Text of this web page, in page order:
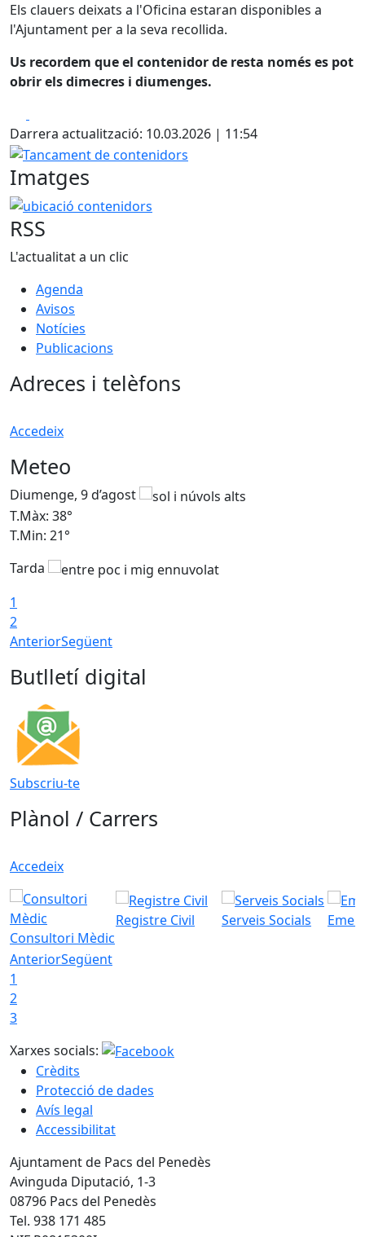
Els clauers deixats a l'Oficina estaran disponibles a
l'Ajuntament per a la seva recollida.
Us recordem que el contenidor de resta només es pot
obrir els dimecres i diumenges.
Darrera actualització: 10.03.2026 | 11:54
Tancament de contenidors
Imatges
ubicació contenidors
RSS
L'actualitat a un clic
Agenda
Avisos
Notícies
Publicacions
Adreces i telèfons
Accedeix
Meteo
Diumenge, 9 d’agost
T.Màx: 38°
T.Min: 21°
Tarda
1
2
AnteriorSegüent
Butlletí digital
Subscriu-te
Plànol / Carrers
Accedeix
Consultori Mèdic
Registre Civil Serveis Socials
AnteriorSegüent
1
2
3
Xarxes socials:
Crèdits
Protecció de dades
Avís legal
Accessibilitat
Ajuntament de Pacs del Penedès
Avinguda Diputació, 1-3
08796 Pacs del Penedès
Tel. 938 171 485